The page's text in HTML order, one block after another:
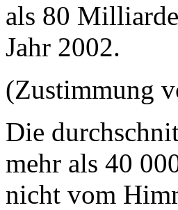
als 80
Jahr 2002.
(Zustimmung
Die
mehr als 40
nicht vom